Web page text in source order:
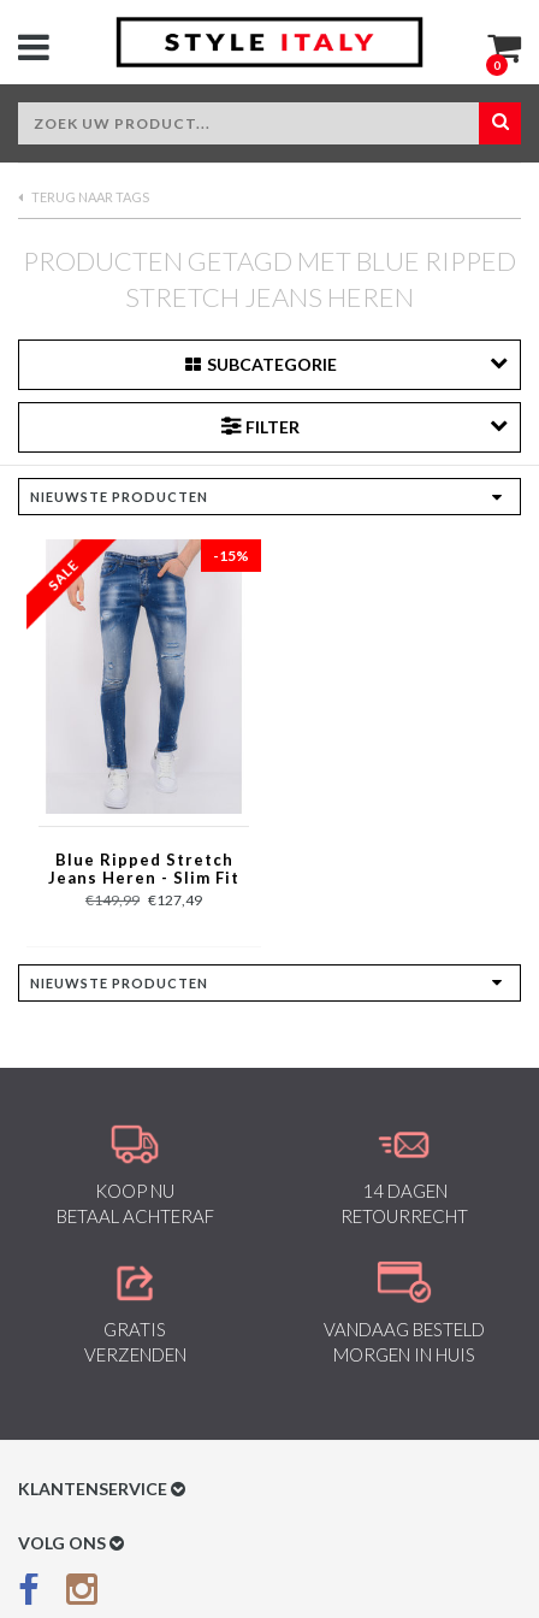
0
TERUG NAAR TAGS
PRODUCTEN GETAGD MET BLUE RIPPED
STRETCH JEANS HEREN
SUBCATEGORIE
FILTER
-15%
Blue Ripped Stretch
Jeans Heren - Slim Fit
-1080- Blauw
€149,99 €127,49
KOOP NU
BETAAL ACHTERAF
14 DAGEN
RETOURRECHT
GRATIS
VERZENDEN
VANDAAG BESTELD
MORGEN IN HUIS
KLANTENSERVICE
Klantenservice
Betaalmethoden
VOLG ONS